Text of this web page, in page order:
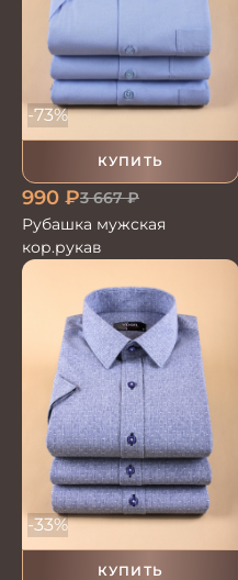
КУПИТЬ
-73%
990 ₽3 667₽
Рубашка мужская
кор.рукав
КУПИТЬ
-33%